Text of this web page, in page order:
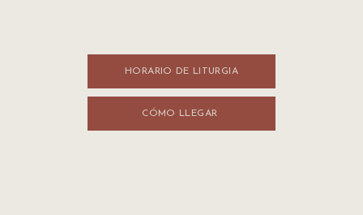
HORARIO DE LITURGI​​A
CÓMO LLEGA​​R